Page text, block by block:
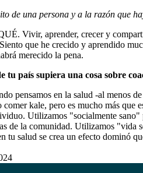
de una persona y a la razón que
Vivir, aprender, crecer y
Siento que he crecido y aprendido
merecido la pena.
tu país supiera una cosa sobre
pensamos en la salud -al menos
kale, pero es mucho más
Utilizamos "socialmente
de la comunidad. Utilizamos "vida
tu salud se crea un efecto dominó